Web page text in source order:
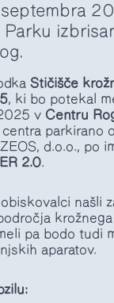
septembra
Stičišče
, ki bo potekal
v Centru
parkirano
d.o.o., po
2.0.
našli
pa bodo tudi
aparatov.